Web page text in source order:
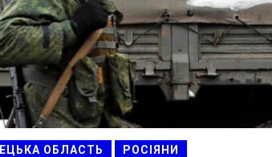
ОБЛАСТЬ РОСІЯНИ